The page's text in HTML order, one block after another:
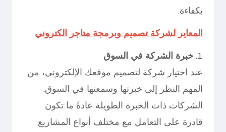
بكفاءة.
المعاير لشركة تصميم وبرمجة متاجر الكتروني
1. خبرة الشركة في السوق
عند اختيار شركة لتصميم موقعك الإلكتروني، من
المهم النظر إلى خبرتها وسمعتها في السوق.
الشركات ذات الخبرة الطويلة عادةً ما تكون
قادرة على التعامل مع مختلف أنواع المشاريع